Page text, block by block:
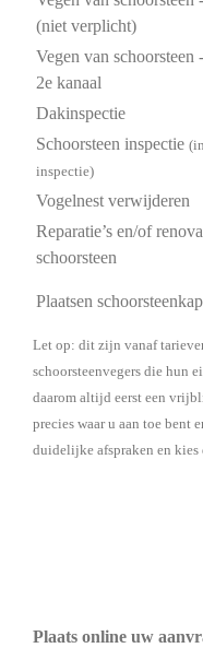
(niet verplicht)
Vegen van schoorsteen
2e kanaal
Dakinspectie
Schoorsteen inspectie
inspectie)
Vogelnest verwijderen
Reparatie’s en/of
schoorsteen
Plaatsen
Let op: dit zijn vanaf
schoorsteenvegers die hun
daarom altijd eerst een
precies waar u aan toe bent
duidelijke afspraken en
Plaats online uw